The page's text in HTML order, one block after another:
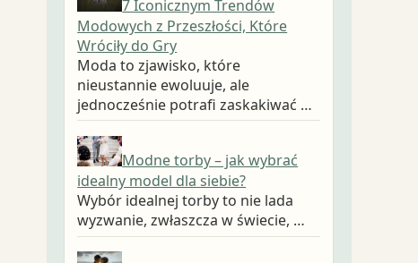
7 Iconicznym Trendów
Modowych z Przeszłości, Które
Wróciły do Gry
Moda to zjawisko, które
nieustannie ewoluuje, ale
jednocześnie potrafi zaskakiwać …
Modne torby – jak wybrać
idealny model dla siebie?
Wybór idealnej torby to nie lada
wyzwanie, zwłaszcza w świecie, …